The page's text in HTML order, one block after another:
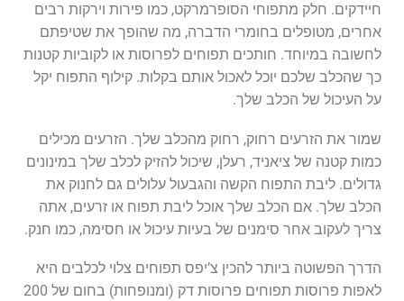
חיידקים. חלק מתפוחי הסופרמרקט, כמו פירות וירקות רבים
אחרים, מטופלים בחומרי הדברה, מה שהופך את שטיפתם
לחשובה במיוחד. חותכים תפוחים לפרוסות או לקוביות קטנות
כך שהכלב שלכם יוכל לאכול אותם בקלות. קילוף התפוח יקל
על העיכול של הכלב שלך.
שמור את הזרעים רחוק, רחוק מהכלב שלך. הזרעים מכילים
כמות קטנה של ציאניד, רעלן, שיכול להזיק לכלב שלך במינונים
גדולים. ליבת התפוח הקשה והגבעול עלולים גם לחנוק את
הכלב שלך. אם הכלב שלך אוכל ליבת תפוח או זרעים, אתה
צריך לעקוב אחר סימנים של בעיות עיכול או חסימה, כמו חנק.
הדרך הפשוטה ביותר להכין צ’יפס תפוחים צלוי לכלבים היא
לאפות פרוסות תפוחים פרוסות דק (ומנופחות) בחום של 200